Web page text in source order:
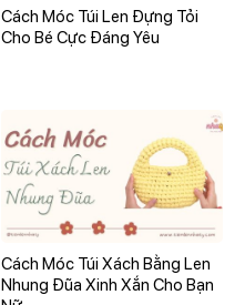
Cách Móc Túi Len Đựng Tỏi
Cho Bé Cực Đáng Yêu
Cách Móc Túi Xách Bằng Len
Nhung Đũa Xinh Xắn Cho Bạn